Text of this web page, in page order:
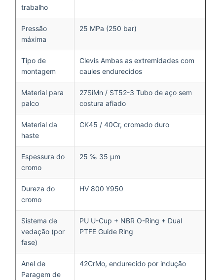
trabalho
Pressão
máxima
25 MPa (250 bar)
Tipo de
montagem
Clevis Ambas as extremidades com
caules endurecidos
Material para
palco
27SiMn / ST52-3 Tubo de aço sem
costura afiado
Material da
haste
CK45 / 40Cr, cromado duro
Espessura do
cromo
25 ‰ 35 μm
Dureza do
cromo
HV 800 ¥950
Sistema de
vedação (por
fase)
PU U-Cup + NBR O-Ring + Dual
PTFE Guide Ring
Anel de
Paragem de
42CrMo, endurecido por indução